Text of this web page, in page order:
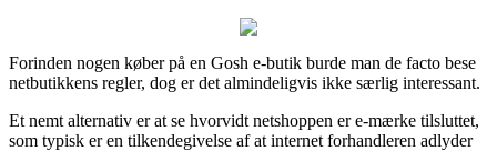
Forinden nogen køber på en Gosh e-butik burde man de facto bese
netbutikkens regler, dog er det almindeligvis ikke særlig interessant.
Et nemt alternativ er at se hvorvidt netshoppen er e-mærke tilsluttet,
som typisk er en tilkendegivelse af at internet forhandleren adlyder